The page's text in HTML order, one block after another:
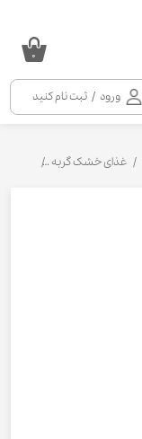
ورود / ثبت نام کنید
۰
غذای خشک گربه